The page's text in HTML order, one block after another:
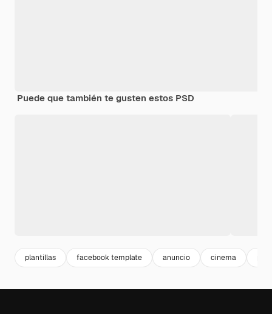
Puede que también te gusten estos PSD
plantillas facebook template anuncio cinema